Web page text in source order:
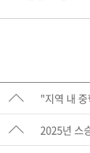
"지역 내
2025년 스